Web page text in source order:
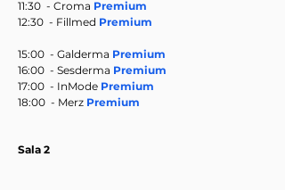
11:30 - Croma Premium
12:30 - Fillmed Premium
15:00 - Galderma Premium
16:00 - Sesderma Premium
17:00 - InMode Premium
18:00 - Merz Premium
Sala 2